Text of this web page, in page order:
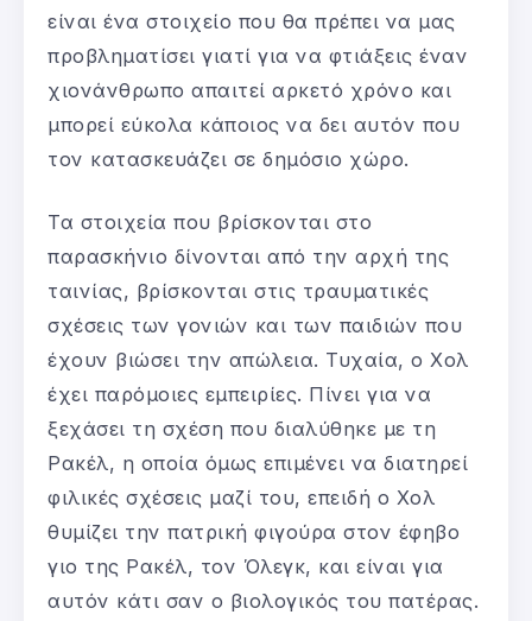
είναι ένα στοιχείο που θα πρέπει να μας
προβληματίσει γιατί για να φτιάξεις έναν
χιονάνθρωπο απαιτεί αρκετό χρόνο και
μπορεί εύκολα κάποιος να δει αυτόν που
τον κατασκευάζει σε δημόσιο χώρο.
Τα στοιχεία που βρίσκονται στο
παρασκήνιο δίνονται από την αρχή της
ταινίας, βρίσκονται στις τραυματικές
σχέσεις των γονιών και των παιδιών που
έχουν βιώσει την απώλεια. Τυχαία, ο Χολ
έχει παρόμοιες εμπειρίες. Πίνει για να
ξεχάσει τη σχέση που διαλύθηκε με τη
Ρακέλ, η οποία όμως επιμένει να διατηρεί
φιλικές σχέσεις μαζί του, επειδή ο Χολ
θυμίζει την πατρική φιγούρα στον έφηβο
γιο της Ρακέλ, τον Όλεγκ, και είναι για
αυτόν κάτι σαν ο βιολογικός του πατέρας.